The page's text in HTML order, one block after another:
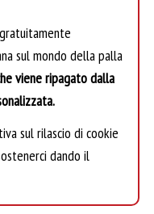
sul mondo della palla
viene ripagato dalla
sul rilascio di cookie
dando il